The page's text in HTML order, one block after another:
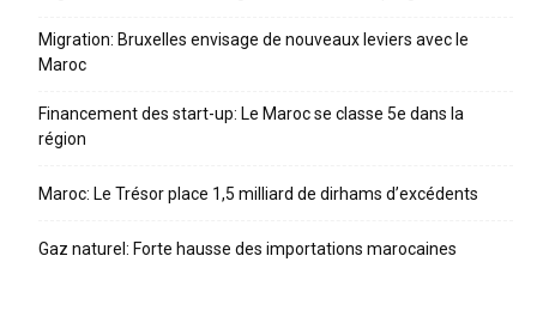
Migration: Bruxelles envisage de nouveaux leviers avec le
Maroc
Financement des start-up: Le Maroc se classe 5e dans la
région
Maroc: Le Trésor place 1,5 milliard de dirhams d’excédents
Gaz naturel: Forte hausse des importations marocaines